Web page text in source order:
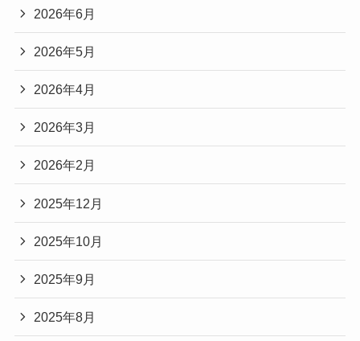
2026年6月
2026年5月
2026年4月
2026年3月
2026年2月
2025年12月
2025年10月
2025年9月
2025年8月